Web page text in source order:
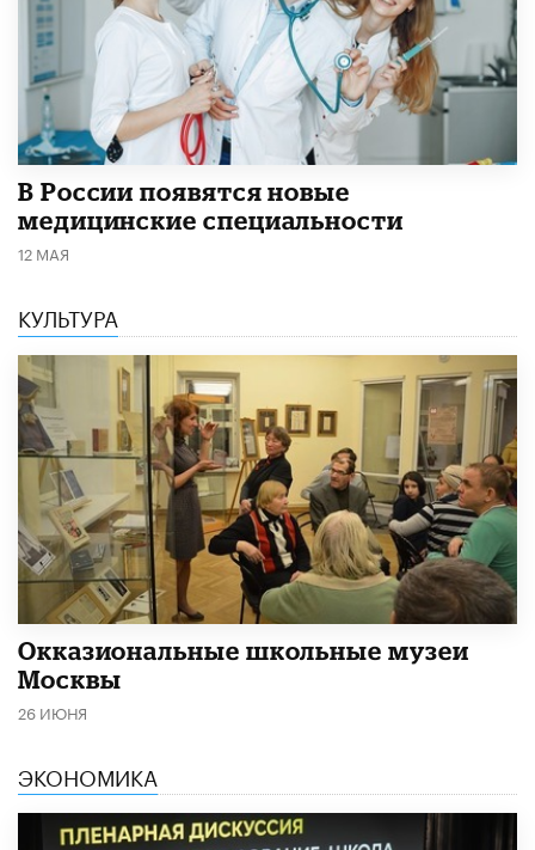
В России появятся новые
медицинские специальности
12 МАЯ
КУЛЬТУРА
​Окказиональные школьные музеи
Москвы
26 ИЮНЯ
ЭКОНОМИКА